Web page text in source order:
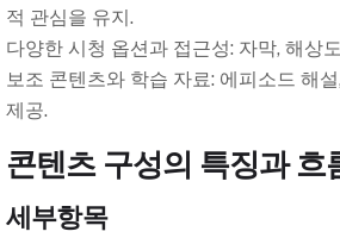
적 관심을 유지.
다양한 시청 옵션과 접근성: 자막, 해상
보조 콘텐츠와 학습 자료: 에피소드 해
제공.
콘텐츠 구성의 특징과 흐
세부항목